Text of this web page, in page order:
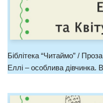
Біблітека “Читаймо” /
Еллі – особлива дівчинка.